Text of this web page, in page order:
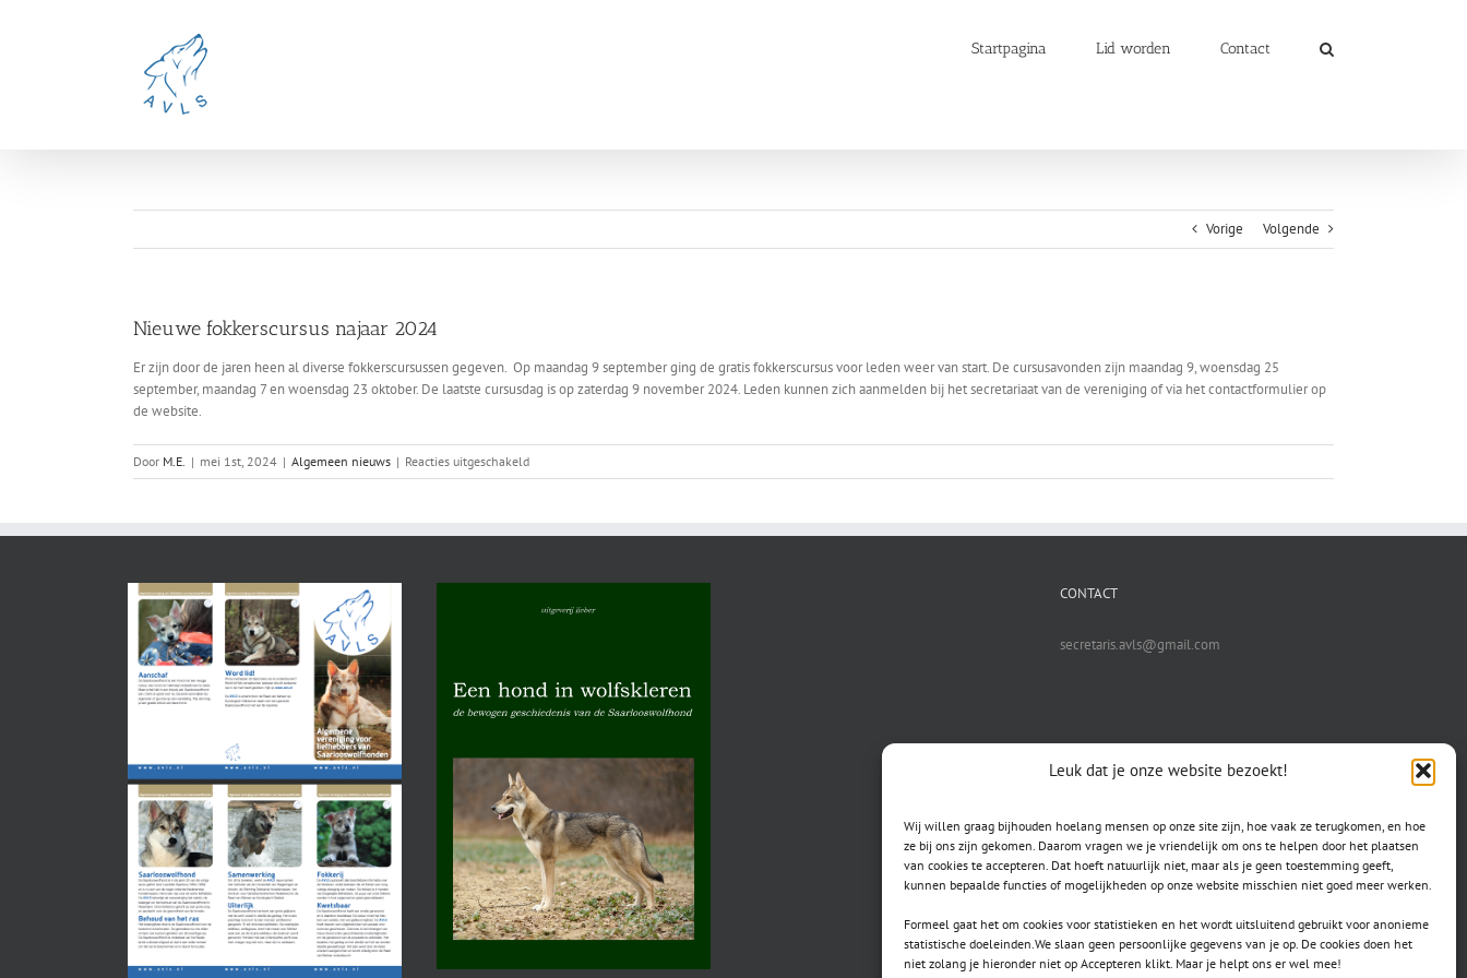
Leuk dat je onze website bezoekt!
Wij willen graag bijhouden hoelang mensen op onze site zijn, hoe vaak ze terugkomen, en hoe
ze bij ons zijn gekomen. Daarom vragen we je vriendelijk om ons te helpen door het plaatsen
van cookies te accepteren. Dat hoeft natuurlijk niet, maar als je geen toestemming geeft,
kunnen bepaalde functies of mogelijkheden op onze website misschien niet goed meer werken.
Formeel gaat het om cookies voor statistieken en het wordt uitsluitend gebruikt voor anonieme
statistische doeleinden.We slaan geen persoonlijke gegevens van je op. De cookies doen het
niet zolang je hieronder niet op Accepteren klikt. Maar je helpt ons er wel mee!
Startpagina Lid worden Contact
Vorige Volgende
Nieuwe fokkerscursus najaar 2024
Er zijn door de jaren heen al diverse fokkerscursussen gegeven. Op maandag 9 september ging de gratis fokkerscursus voor leden weer van start. De cursusavonden zijn maandag 9, woensdag 25
september, maandag 7 en woensdag 23 oktober. De laatste cursusdag is op zaterdag 9 november 2024. Leden kunnen zich aanmelden bij het secretariaat van de vereniging of via het contactformulier op
de website.
Door M.E. | mei 1st, 2024 | Algemeen nieuws | Reacties uitgeschakeldvoor
Nieuwe
CONTACT
secretaris.avls@gmail.com